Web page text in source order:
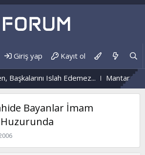
Giriş yap Kayıt ol
Başkalarını Islah Edemez... Mantar
Bayanlar İmam